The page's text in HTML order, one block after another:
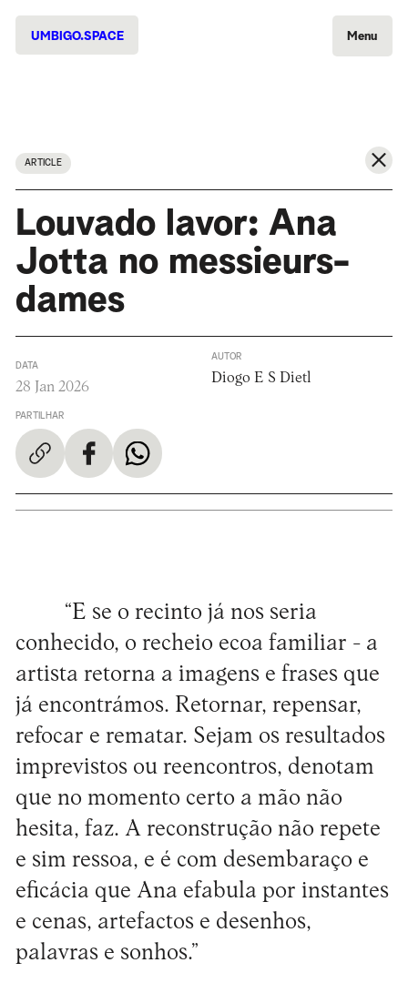
UMBIGO.SPACE Menu
ARTICLE
Louvado lavor: Ana
Jotta no messieurs-
dames
DATA
28 Jan 2026
PARTILHAR
AUTOR
Diogo E S Dietl
“E se o recinto já nos seria
conhecido, o recheio ecoa familiar - a
artista retorna a imagens e frases que
já encontrámos. Retornar, repensar,
refocar e rematar. Sejam os resultados
imprevistos ou reencontros, denotam
que no momento certo a mão não
hesita, faz. A reconstrução não repete
e sim ressoa, e é com desembaraço e
eficácia que Ana efabula por instantes
e cenas, artefactos e desenhos,
palavras e sonhos.”